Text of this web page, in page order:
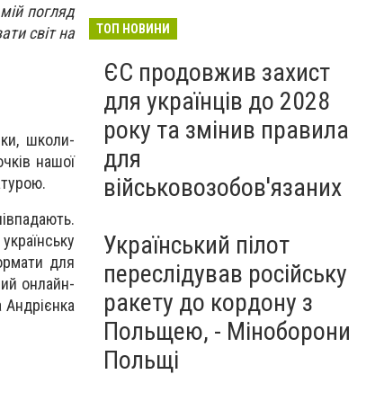
погляд
світ на
школи-
нашої
для
онлайн-
ТОП НОВИНИ
ЄС продовжив захист
для українців до 2028
року та змінив правила
для
військовозобов'язаних
Український пілот
переслідував російську
ракету до кордону з
Польщею, - Міноборони
Польщі